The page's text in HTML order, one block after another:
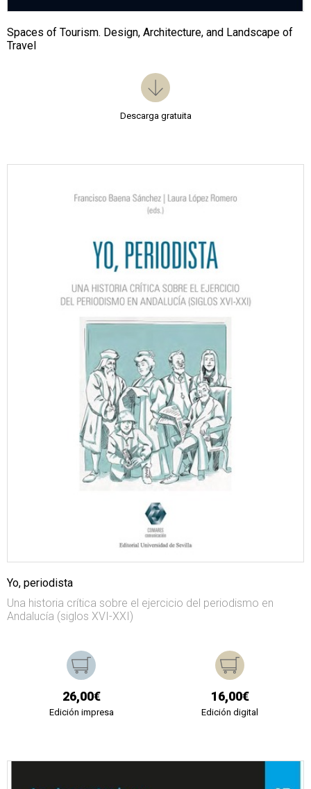
Spaces of Tourism. Design, Architecture, and Landscape of
Travel
Descarga gratuita
Yo, periodista
Una historia crítica sobre el ejercicio del periodismo en
Andalucía (siglos XVI-XXI)
26,00€
Edición impresa
16,00€
Edición digital